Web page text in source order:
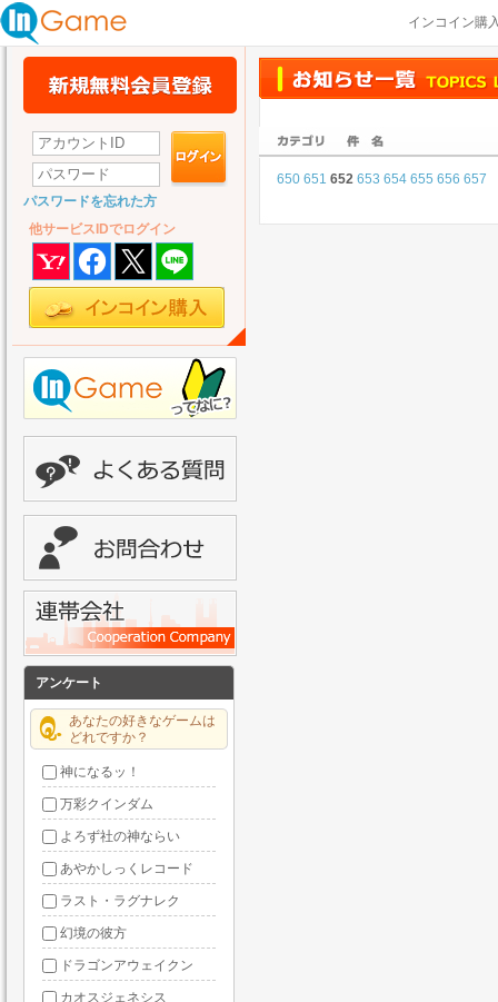
インコイン購
パスワードを忘れた方
他サービスIDでログイン
アンケート
あなたの好きなゲームは
どれですか？
神になるッ！
万彩クインダム
よろず社の神ならい
あやかしっくレコード
ラスト・ラグナレク
幻境の彼方
ドラゴンアウェイクン
カオスジェネシス
650 651 652 653 654 655 656 657